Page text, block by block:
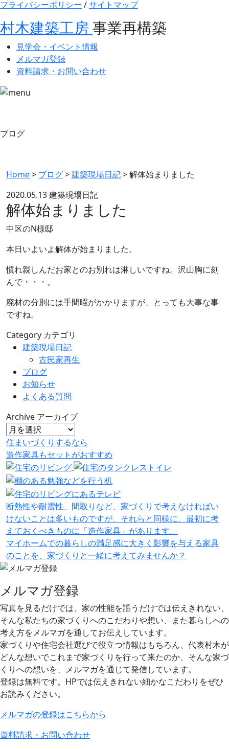
プライバシーポリシー /サイトマップ
村木建築工房 事業再構築
見学会・イベント情報
メルマガ登録
資料請求・お問い合わせ
ブログ
Home> ブログ>建築現場日記>解体始まりました
2020.05.13建築現場日記
解体始まりました
中区のN様邸
本日いよいよ解体が始まりました。
慣れ親しんだお家とのお別れは淋しいですね。沢山胸に刻
んで・・・。
廃材の分別には手間暇がかかりますが、とっても大事な事
ですね。
Category カテゴリ
建築現場日記
古民家再生
ブログ
お知らせ
よくある質問
Archive アーカイブ
住まいづくりするなら
造作家具もセット がおすすめ
断熱性や耐震性、間取りなど、家づくりで考えなければい
けないことは多いものですが、それらと同様に、最初に考
えておくべきものに「造作家具」があります。
マイホームでの暮らしの満足感に大きく影響を与える家具
のことを、家づくりと一緒に考えてみませんか？
メルマガ登録
写真を見るだけでは、家の性能を謳うだけでは伝えきれない、
そんな私たちの家づくりへのこだわりや想い、また暮らしへの
考え方をメルマガを通してお伝えしています。
家づくりや住宅会社選びで役立つ情報はもちろん、代表村木が
どんな想いでこれまで家づくりを行って来たのか、そんな家づ
くりへの想いを、メルマガを通じて発信しています。
登録は無料です。HPでは伝えきれない細かなこだわりをぜひ
お読みください。
メルマガの登録はこちらから
資料請求・お問い合わせ